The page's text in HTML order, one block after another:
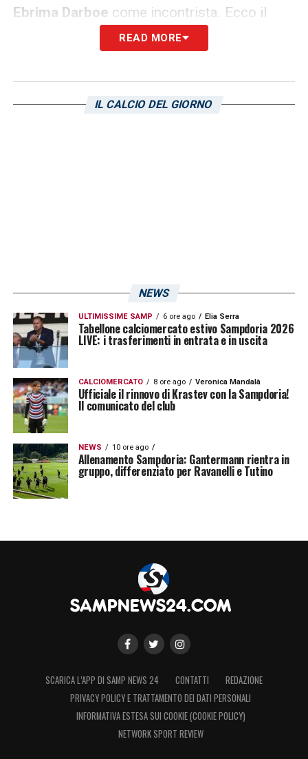
Ebrima Darboe come incontrista. Ecco il
comunicato del Club sul nuovo giocatore:
diritto di opzione e contro-opzione dal F.C.
READ MORE
IL CALCIO DEL GIORNO
NEWS
ULTIMISSIME SAMP 6 ore ago Elia Serra
Tabellone calciomercato estivo Sampdoria 2026
LIVE: i trasferimenti in entrata e in uscita
CALCIOMERCATO 8 ore ago Veronica Mandalà
Ufficiale il rinnovo di Krastev con la Sampdoria!
Il comunicato del club
NEWS 10 ore ago
Allenamento Sampdoria: Gantermann rientra in
gruppo, differenziato per Ravanelli e Tutino
SCARICA L’APP DI SAMP NEWS 24 CONTATTI
REDAZIONE
PRIVACY POLICY E TRATTAMENTO DEI DATI PERSONALI
INFORMATIVA ESTESA SUI COOKIE (COOKIE POLICY)
NETWORK SPORT REVIEW